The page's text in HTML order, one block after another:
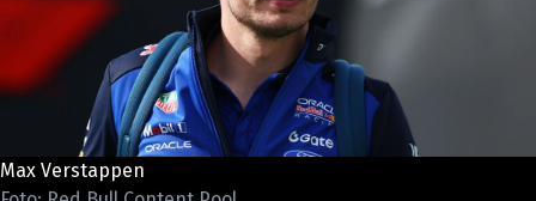
ROZHOVORY
OSTATNÍ
SLEDUJTE NÁS NA|
ETICKÝ KODEX
Max Verstappen